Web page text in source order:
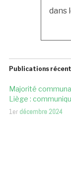
dans
Publications
Majorité
Liège :
1er décembre 2024